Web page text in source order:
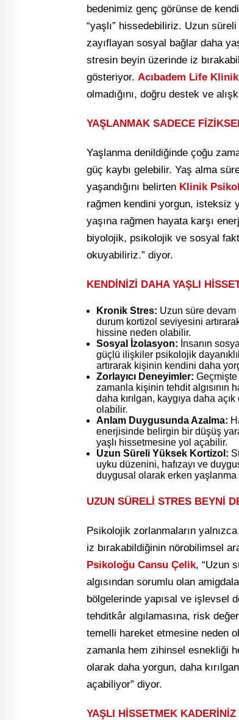
bedenimiz genç görünse de
“yaşlı” hissedebiliriz. Uzun
zayıflayan sosyal bağlar daha
stresin beyin üzerinde iz
gösteriyor. Acıbadem Life
olmadığını, doğru destek ve
YAŞLANMAK SADECE
Yaşlanma denildiğinde çoğu
güç kaybı gelebilir. Yaş alma
yaşandığını belirten Klinik
rağmen kendini yorgun, isteksiz
yaşına rağmen hayata karşı
biyolojik, psikolojik ve sosyal
okuyabiliriz.” diyor.
KENDİNİZİ DAHA YAŞLI
Kronik Stres: Uzun süre devam
durum kortizol seviyesini
hissine neden olabilir.
Sosyal İzolasyon: İnsanın
güçlü ilişkiler psikolojik
artırarak kişinin kendini daha
Zorlayıcı Deneyimler: Geçmişte
zamanla kişinin tehdit algısının
daha kırılgan, kaygıya daha
olabilir.
Anlam Duygusunda Azalma:
enerjisinde belirgin bir düşüş
yaşlı hissetmesine yol açabilir.
Uzun Süreli Yüksek Kortizol:
uyku düzenini, hafızayı ve
duygusal olarak erken yaşlanma
UZUN SÜRELİ STRES BEYNİ
Psikolojik zorlanmaların
iz bırakabildiğinin nörobilimsel
Psikoloğu Cansu Çelik, “Uzun
algısından sorumlu olan
bölgelerinde yapısal ve işlevsel
tehditkâr algılamasına, risk
temelli hareket etmesine neden
zamanla hem zihinsel esnekliği
olarak daha yorgun, daha
açabiliyor” diyor.
YAŞLI HİSSETMEK KADERİNİZ